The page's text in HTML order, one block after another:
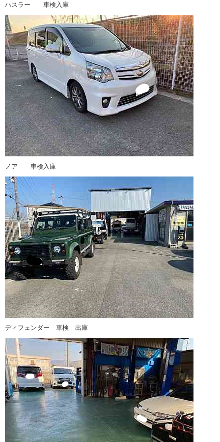
ハスラー 車検入庫
ノア 車検入庫
ディフェンダー 車検 出庫